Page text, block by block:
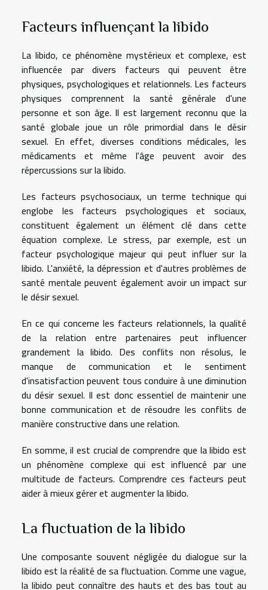
Facteurs influençant la libido
La libido, ce phénomène mystérieux et complexe, est
influencée par divers facteurs qui peuvent être
physiques, psychologiques et relationnels. Les facteurs
physiques comprennent la santé générale d'une
personne et son âge. Il est largement reconnu que la
santé globale joue un rôle primordial dans le désir
sexuel. En effet, diverses conditions médicales, les
médicaments et même l'âge peuvent avoir des
répercussions sur la libido.
Les facteurs psychosociaux, un terme technique qui
englobe les facteurs psychologiques et sociaux,
constituent également un élément clé dans cette
équation complexe. Le stress, par exemple, est un
facteur psychologique majeur qui peut influer sur la
libido. L'anxiété, la dépression et d'autres problèmes de
santé mentale peuvent également avoir un impact sur
le désir sexuel.
En ce qui concerne les facteurs relationnels, la qualité
de la relation entre partenaires peut influencer
grandement la libido. Des conflits non résolus, le
manque de communication et le sentiment
d'insatisfaction peuvent tous conduire à une diminution
du désir sexuel. Il est donc essentiel de maintenir une
bonne communication et de résoudre les conflits de
manière constructive dans une relation.
En somme, il est crucial de comprendre que la libido est
un phénomène complexe qui est influencé par une
multitude de facteurs. Comprendre ces facteurs peut
aider à mieux gérer et augmenter la libido.
La fluctuation de la libido
Une composante souvent négligée du dialogue sur la
libido est la réalité de sa fluctuation. Comme une vague,
la libido peut connaître des hauts et des bas tout au